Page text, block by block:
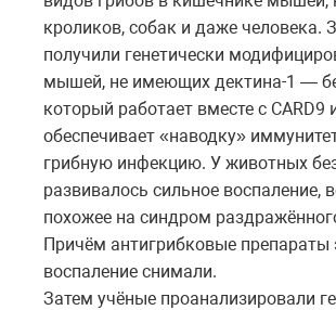
кроликов, собак и даже человека.
получили генетически
мышей, не имеющих дектина-1 —
который работает вместе с CARD9
обеспечивает «наводку»
грибную инфекцию. У животных
развивалось сильное воспаление,
похожее на синдром
Причём антигрибковые препараты
воспаление снимали.
Затем учёные проанализировали